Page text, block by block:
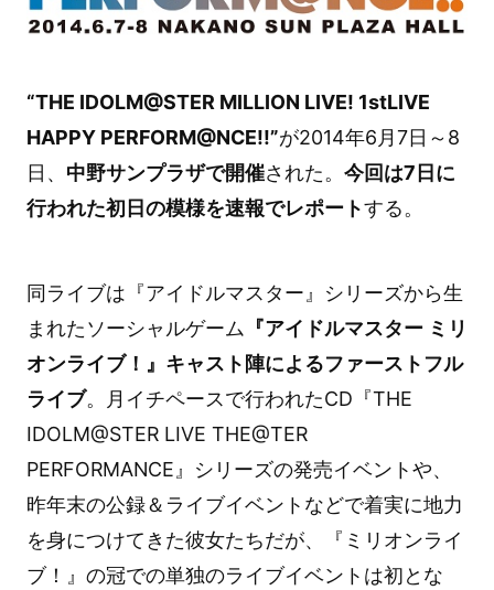
“THE IDOLM@STER MILLION LIVE! 1stLIVE
HAPPY PERFORM@NCE!!”が2014年6月7日～8
日、 中野サンプラザで開催された。 今回は7日に
行われた初日の模様を速報でレポートする。
同ライブは『アイドルマスター』シリーズから生
まれたソーシャルゲーム 『アイドルマスター ミリ
オンライブ！』キャスト陣によるファーストフル
ライブ。月イチペースで行われたCD『THE
IDOLM@STER LIVE THE@TER
PERFORMANCE』シリーズの発売イベントや、
昨年末の公録＆ライブイベントなどで着実に地力
を身につけてきた彼女たちだが、『ミリオンライ
ブ！』の冠での単独のライブイベントは初とな